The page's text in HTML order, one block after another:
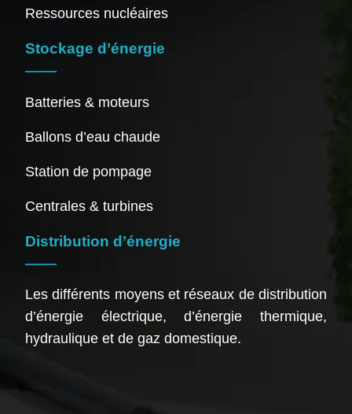
Ressources nucléaires
Stockage d’énergie
Batteries & moteurs
Ballons d’eau chaude
Station de pompage
Centrales & turbines
Distribution d’énergie
Les différents moyens et réseaux de distribution
d’énergie électrique, d’énergie thermique,
hydraulique et de gaz domestique.